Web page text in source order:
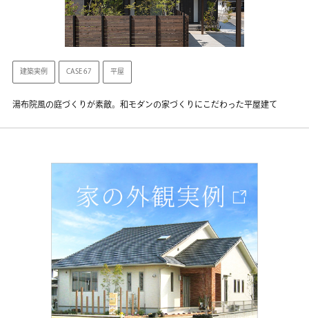
建築実例 CASE 67 平屋
湯布院風の庭づくりが素敵。和モダンの家づくりにこだわった平屋建て